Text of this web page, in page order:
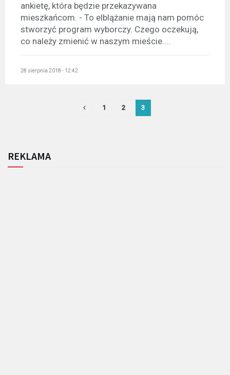
ankietę, która będzie przekazywana
mieszkańcom. - To elblążanie mają nam pomóc
stworzyć program wyborczy. Czego oczekują,
co należy zmienić w naszym mieście....
28 sierpnia 2018 - 12:42
1 2 3
REKLAMA